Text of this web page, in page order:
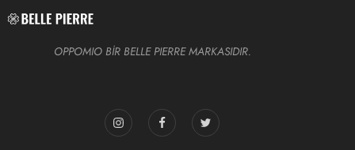
OPPOMIO BİR BELLE PIERRE MARKASIDIR.